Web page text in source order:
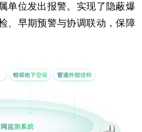
单位发出报警。实现了隐蔽爆
、早期预警与协调联动，保障